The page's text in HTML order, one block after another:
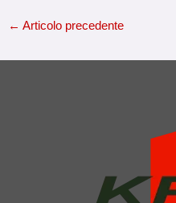
← Articolo precedente